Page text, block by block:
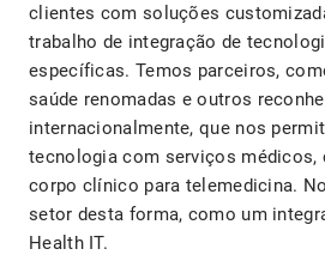
clientes com soluções
trabalho de integração de
específicas. Temos parceiros,
saúde renomadas e outros
internacionalmente, que nos
tecnologia com serviços médicos,
corpo clínico para telemedicina.
setor desta forma, como um
Health IT.